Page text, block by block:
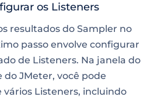
os Listeners
resultados do Sampler no
passo envolve configurar
de Listeners. Na janela do
do JMeter, você pode
vários Listeners, incluindo